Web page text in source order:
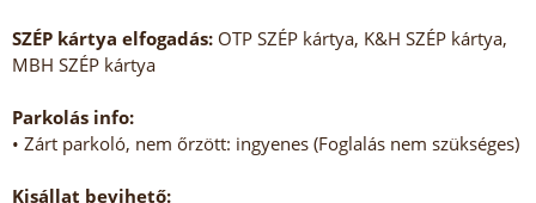
SZÉP kártya elfogadás: OTP SZÉP kártya, K&H SZÉP kártya,
MBH SZÉP kártya
Parkolás info:
• Zárt parkoló, nem őrzött: ingyenes (Foglalás nem szükséges)
Kisállat bevihető: